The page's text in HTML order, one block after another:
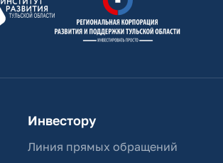
Инвестору
Линия прямых обращений